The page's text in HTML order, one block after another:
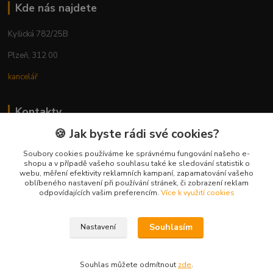
Kde nás najdete
Kyšická 782/25B
Plzeň, 312 00
kancelář
Kontakty
Ing. Michal Vaněk
+420 603 332 100
(Po-Pá, 10-17 hod.)
info@vyhodnynakup.eu
🍪 Jak byste rádi své cookies?
Soubory cookies používáme ke správnému fungování našeho e-
shopu a v případě vašeho souhlasu také ke sledování statistik o
webu, měření efektivity reklamních kampaní, zapamatování vašeho
oblíbeného nastavení při používání stránek, či zobrazení reklam
odpovídajících vašim preferencím. Více k využití cookies
Nastavení Souhlasím
Souhlas můžete odmítnout zde.